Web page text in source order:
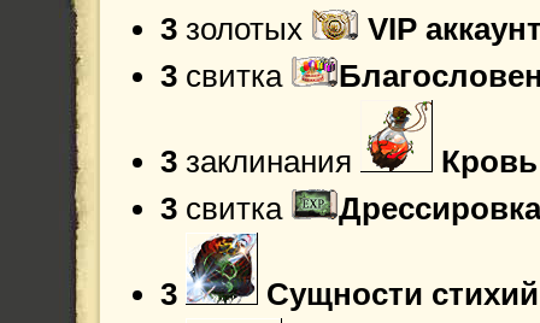
3 золотых
VIP
3 свитка
3 заклинания
3 свитка
3 Сущности стихий